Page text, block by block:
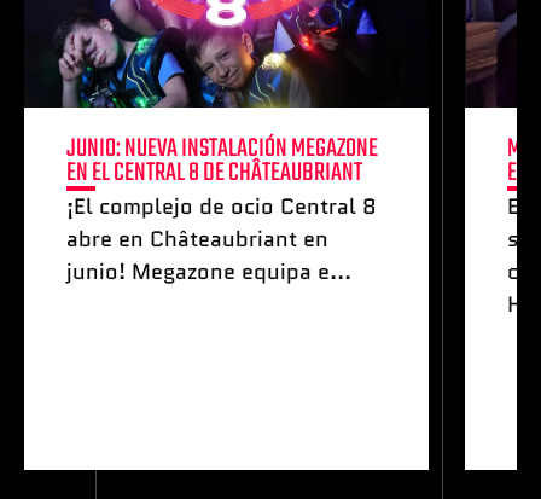
JUNIO: NUEVA INSTALACIÓN MEGAZONE
EN EL CENTRAL 8 DE CHÂTEAUBRIANT
¡El complejo de ocio Central 8
abre en Châteaubriant en
junio! Megazone equipa e...